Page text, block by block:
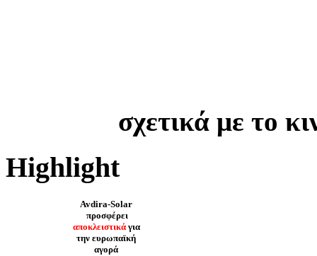
σχετικά με το
Highlight
Avdira-Solar
προσφέρει
αποκλειστικάγια
την ευρωπαϊκή
αγορά